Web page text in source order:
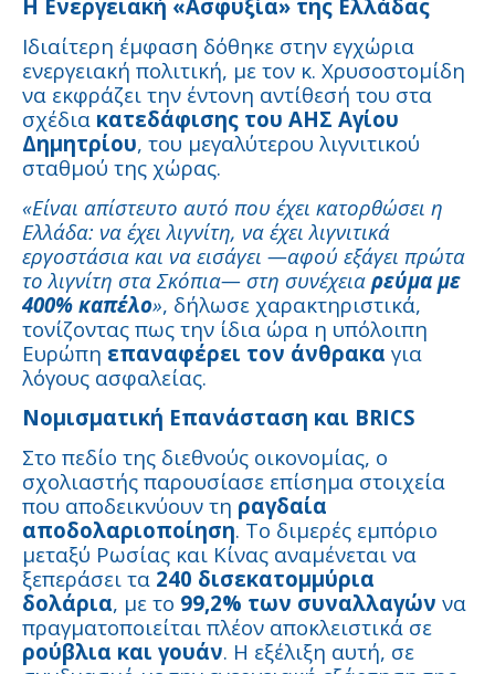
Η Ενεργειακή «Ασφυξία» της Ελλάδας
Ιδιαίτερη έμφαση δόθηκε στην εγχώρια
ενεργειακή πολιτική, με τον κ. Χρυσοστομίδη
να εκφράζει την έντονη αντίθεσή του στα
σχέδια κατεδάφισης του ΑΗΣ Αγίου
Δημητρίου, του μεγαλύτερου λιγνιτικού
σταθμού της χώρας.
«Είναι απίστευτο αυτό που έχει κατορθώσει η
Ελλάδα: να έχει λιγνίτη, να έχει λιγνιτικά
εργοστάσια και να εισάγει —αφού εξάγει πρώτα
το λιγνίτη στα Σκόπια— στη συνέχεια ρεύμα με
400% καπέλο», δήλωσε χαρακτηριστικά,
τονίζοντας πως την ίδια ώρα η υπόλοιπη
Ευρώπη επαναφέρει τον άνθρακα για
λόγους ασφαλείας.
Νομισματική Επανάσταση και BRICS
Στο πεδίο της διεθνούς οικονομίας, ο
σχολιαστής παρουσίασε επίσημα στοιχεία
που αποδεικνύουν τη ραγδαία
αποδολαριοποίηση. Το διμερές εμπόριο
μεταξύ Ρωσίας και Κίνας αναμένεται να
ξεπεράσει τα 240 δισεκατομμύρια
δολάρια, με το 99,2% των συναλλαγών να
πραγματοποιείται πλέον αποκλειστικά σε
ρούβλια και γουάν. Η εξέλιξη αυτή, σε